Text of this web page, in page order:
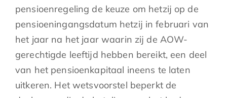
pensioenregeling de keuze om hetzij op de
pensioeningangsdatum hetzij in februari van
het jaar na het jaar waarin zij de AOW-
gerechtigde leeftijd hebben bereikt, een deel
van het pensioenkapitaal ineens te laten
uitkeren. Het wetsvoorstel beperkt de